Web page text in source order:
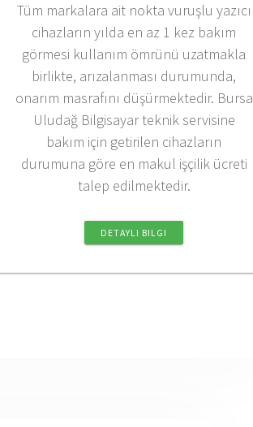
Tüm markalara ait nokta vuruşlu yazıcı
cihazların yılda en az 1 kez bakım
görmesi kullanım ömrünü uzatmakla
birlikte, arızalanması durumunda,
onarım masrafını düşürmektedir. Bursa
Uludağ Bilgisayar teknik servisine
bakım için getirilen cihazların
durumuna göre en makul işçilik ücreti
talep edilmektedir.
DETAYLI BILGI